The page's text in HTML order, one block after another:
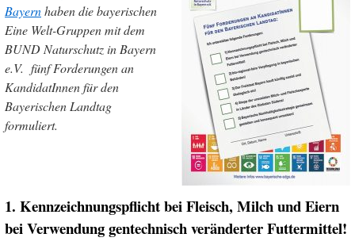
Bayernhaben die bayerischen
Eine Welt-Gruppen mit dem
BUND Naturschutz in Bayern
e.V. fünf Forderungen an
KandidatInnen für den
Bayerischen Landtag
formuliert.
1. Kennzeichnungspflicht bei Fleisch, Milch und Eiern
bei Verwendung gentechnisch veränderter Futtermittel!